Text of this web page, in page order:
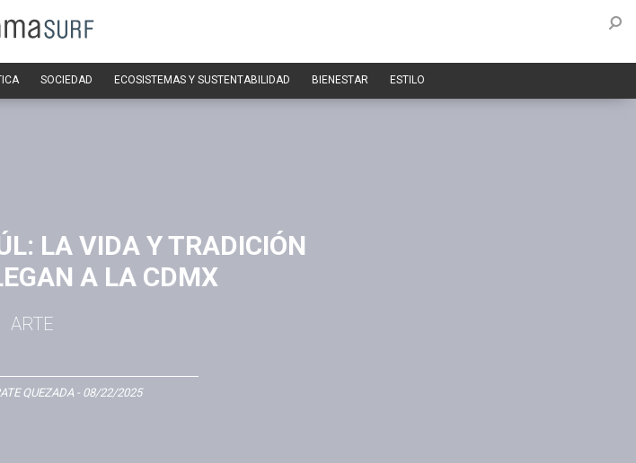
SOCIEDAD ECOSISTEMAS Y SUSTENTABILIDAD BIENESTAR ESTILO
LA VIDA Y TRADICIÓN
A LA CDMX
ARTE
QUEZADA - 08/22/2025